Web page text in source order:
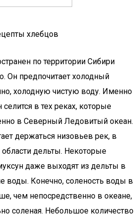
хлебцов
по территории Сибири
Он предпочитает холодный
холодную чистую воду. Именно
в тех реках, которые
в Северный Ледовитый океан.
держаться низовьев рек, в
области дельты. Некоторые
даже выходят из дельты в
воды. Конечно, соленость воды в
чем непосредственно в океане,
соленая. Небольшое количество